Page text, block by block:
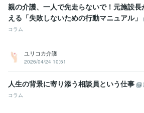
親の介護、一人で先走らないで！元施設長
える「失敗しないための行動マニュアル」
コラム
ユリコカ介護
2026/04/24 10:51
人生の背景に寄り添う相談員という仕事
コラム